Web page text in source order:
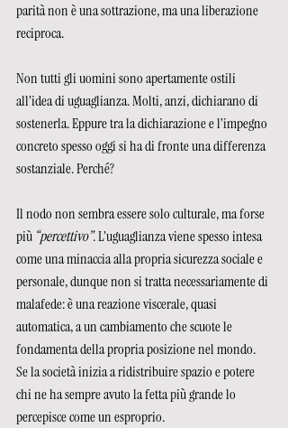
parità non è una sottrazione, ma una liberazione
reciproca.
Non tutti gli uomini sono apertamente ostili
all’idea di uguaglianza. Molti, anzi, dichiarano di
sostenerla. Eppure tra la dichiarazione e l’impegno
concreto spesso oggi si ha di fronte una differenza
sostanziale. Perché?
Il nodo non sembra essere solo culturale, ma forse
più “percettivo”. L’uguaglianza viene spesso intesa
come una minaccia alla propria sicurezza sociale e
personale, dunque non si tratta necessariamente di
malafede: è una reazione viscerale, quasi
automatica, a un cambiamento che scuote le
fondamenta della propria posizione nel mondo.
Se la società inizia a ridistribuire spazio e potere
chi ne ha sempre avuto la fetta più grande lo
percepisce come un esproprio.